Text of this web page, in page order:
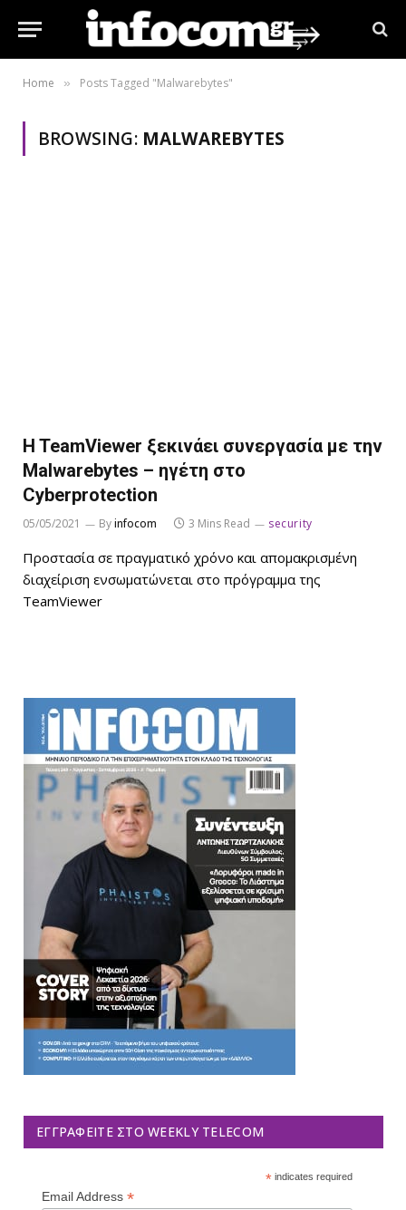
Home » Posts Tagged "Malwarebytes"
BROWSING: MALWAREBYTES
H TeamViewer ξεκινάει συνεργασία με την
Malwarebytes – ηγέτη στο
Cyberprotection
05/05/2021 Byinfocom 3 Mins Read security
Προστασία σε πραγματικό χρόνο και απομακρισμένη
διαχείριση ενσωματώνεται στο πρόγραμμα της
TeamViewer
ΕΓΓΡΑΦΕΊΤΕ ΣΤΟ WEEKLY TELECOM
*indicates required
Email Address *